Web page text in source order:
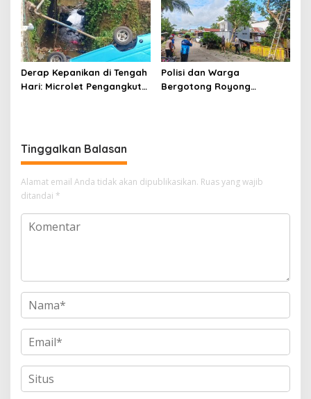
Derap Kepanikan di Tengah
Hari: Microlet Pengangkut
Polisi dan Warga
Bergotong Royong
Tinggalkan Balasan
Alamat email Anda tidak akan dipublikasikan. Ruas yang wajib
ditandai *